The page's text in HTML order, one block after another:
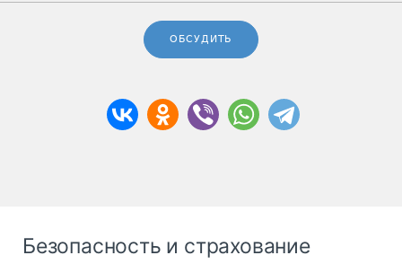
ОБСУДИТЬ
Безопасность и страхование